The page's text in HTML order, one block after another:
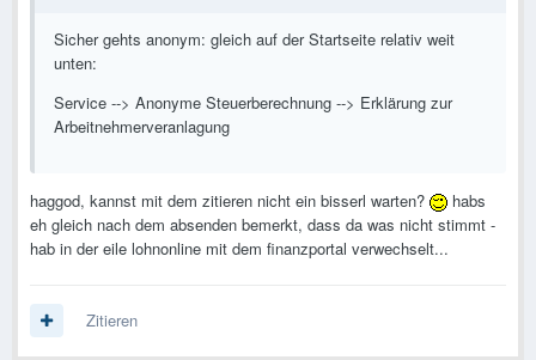
Sicher gehts anonym: gleich auf der Startseite relativ weit
unten:
Service --> Anonyme Steuerberechnung --> Erklärung zur
Arbeitnehmerveranlagung
haggod, kannst mit dem zitieren nicht ein bisserl warten?
habs
eh gleich nach dem absenden bemerkt, dass da was nicht stimmt -
hab in der eile lohnonline mit dem finanzportal verwechselt...
Zitieren